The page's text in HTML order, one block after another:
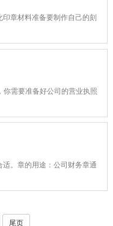
章材料准备要制作自己的刻
需要准备好公司的营业执照
。章的用途：公司财务章通
尾页